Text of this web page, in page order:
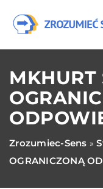
MKHURT
Zrozumiec-Sens »
OGRANICZONĄ